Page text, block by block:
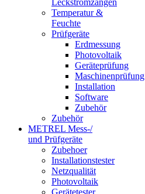
Temperatur &
Feuchte
Prüfgeräte
Erdmessung
Photovoltaik
Geräteprüfung
Maschinenprüfung
Installation
Software
Zubehör
Zubehör
METREL Mess-/
und Prüfgeräte
Zubehoer
Installationstester
Netzqualität
Photovoltaik
Gerätetester